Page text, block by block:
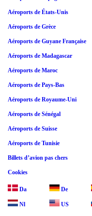
Aéroports de États-Unis
Aéroports de Grèce
Aéroports de Guyane Française
Aéroports de Madagascar
Aéroports de Maroc
Aéroports de Pays-Bas
Aéroports de Royaume-Uni
Aéroports de Sénégal
Aéroports de Suisse
Aéroports de Tunisie
Billets d’avion pas chers
Cookies
Da De
Nl US